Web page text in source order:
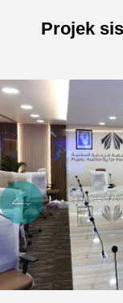
Projek
Sistem
kemboja